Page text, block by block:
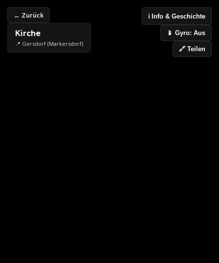
← Zurück
Kirche
📍 Gersdorf (Markersdorf)
ℹ️ Info & Geschichte
📱 Gyro: Aus
🔗 Teilen